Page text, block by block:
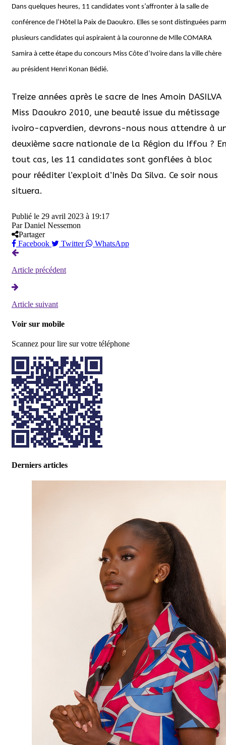
Dans quelques heures, 11 candidates vont s’affronter à la salle de
conférence de l’Hôtel la Paix de Daoukro. Elles se sont distinguées
plusieurs candidates qui aspiraient à la couronne de Mlle COMARA
Samira à cette étape du concours Miss Côte d’Ivoire dans la ville chère
au président Henri Konan Bédié.
Treize années après le sacre de Ines Amoin DASILVA
Miss Daoukro 2010, une beauté issue du métissage
ivoiro-capverdien, devrons-nous nous attendre à
deuxième sacre nationale de la Région du Iffou ?
tout cas, les 11 candidates sont gonflées à bloc
pour rééditer l’exploit d’Inès Da Silva. Ce soir nous
situera.
Publié le 29 avril 2023 à 19:17
Par Daniel Nessemon
Partager
Facebook
Twitter WhatsApp
Article précédent
Article suivant
Voir sur mobile
Scannez pour lire sur votre téléphone
Derniers articles